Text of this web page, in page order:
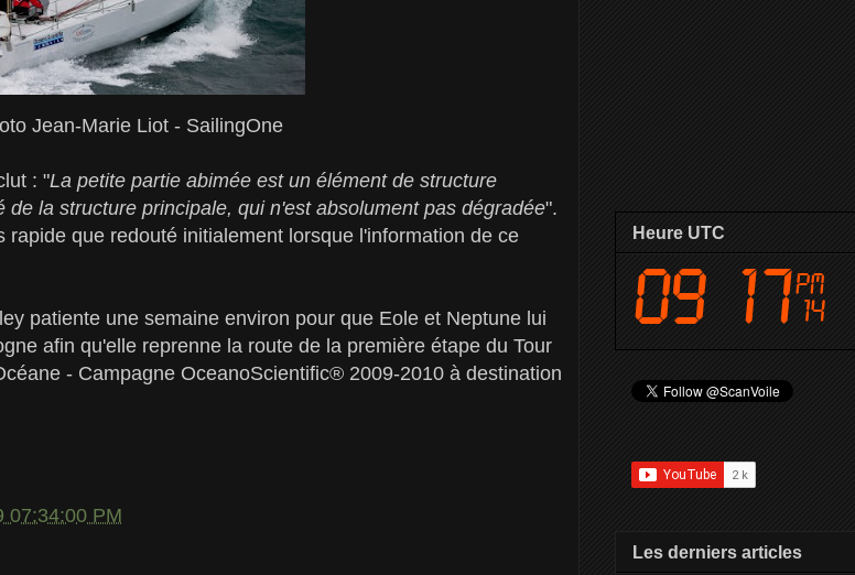
Jean-Marie Liot - SailingOne
: "La petite partie abimée est un élément de structure
la structure principale, qui n'est absolument pas dégradée".
rapide que redouté initialement lorsque l'information de ce
patiente une semaine environ pour que Eole et Neptune lui
afin qu'elle reprenne la route de la première étape du Tour
- Campagne OceanoScientific® 2009-2010 à destination
07:34:00 PM
Heure UTC
Les derniers articles